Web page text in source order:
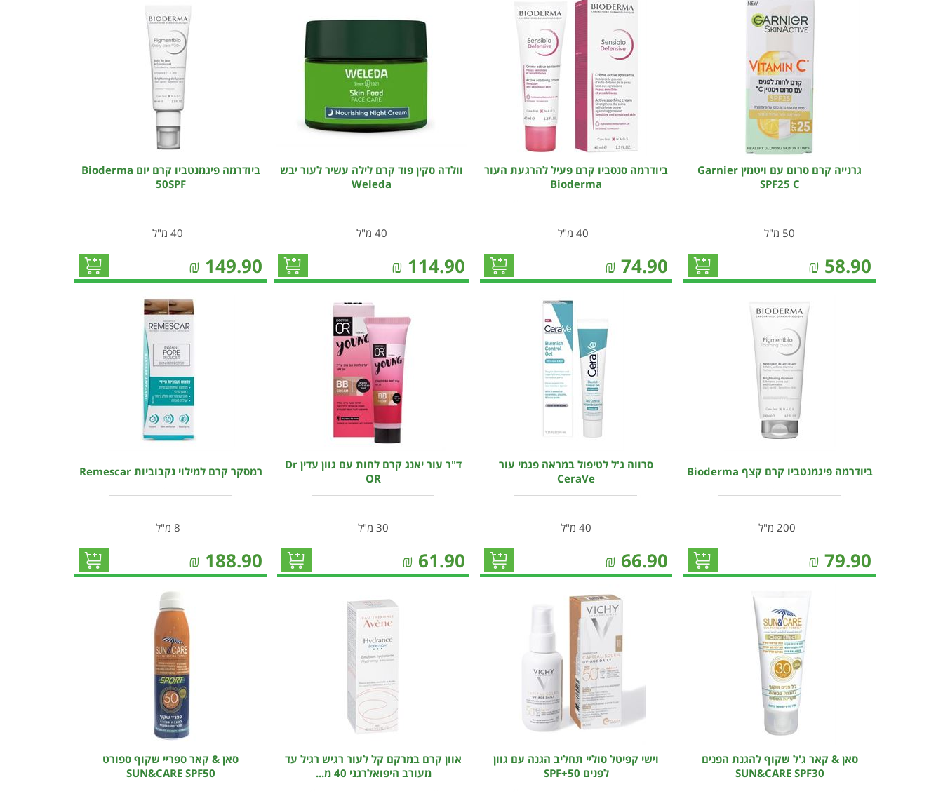
גרנייה קרם סרום עם ויטמין Garnier
SPF25 C
50 מ"ל
58.90
₪
ביודרמה סנסביו קרם פעיל להרגעת העור
Bioderma
74.90
₪
וולדה סקין פוד קרם לילה עשיר לעור יבש
Weleda
40 מ"ל
114.90
₪
ביודרמה פיגמנטביו קרם יום Bioderma
50SPF
149.90
₪
ביודרמה פיגמנטביו קרם קצף Bioderma
79.90
₪
סרווה ג'ל לטיפול במראה פגמי עור
CeraVe
40 מ"ל
66.90
₪
ד"ר עור יאנג קרם לחות עם גוון עדין Dr
OR
30 מ"ל
61.90
₪
רמסקר קרם למילוי נקבוביות Remescar
188.90
₪
סאן & קאר ג'ל שקוף להגנת הפנים
SUN&CARE SPF30
וישי קפיטל סוליי תחליב הגנה עם גוון
לפנים SPF+50
אוון קרם במרקם קל לעור רגיש רגיל עד
מעורב היפואלרגני 40 מ...
סאן & קאר ספריי שקוף ספורט
SUN&CARE SPF50